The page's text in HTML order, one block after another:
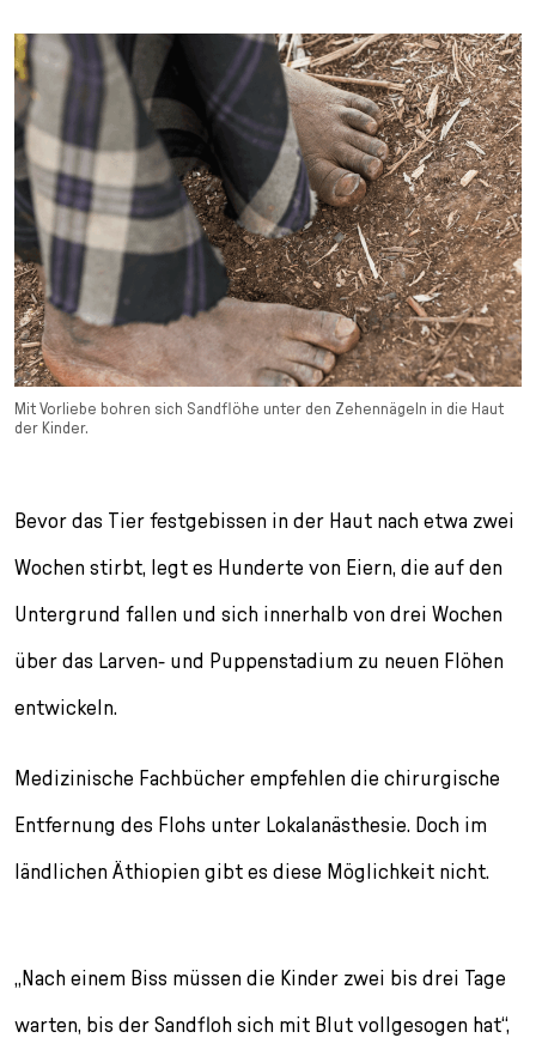
Mit Vorliebe bohren sich Sandflöhe unter den Zehennägeln in die Haut
der Kinder.
Bevor das Tier festgebissen in der Haut nach etwa zwei
Wochen stirbt, legt es Hunderte von Eiern, die auf den
Untergrund fallen und sich innerhalb von drei Wochen
über das Larven- und Puppenstadium zu neuen Flöhen
entwickeln.
Medizinische Fachbücher empfehlen die chirurgische
Entfernung des Flohs unter Lokalanästhesie. Doch im
ländlichen Äthiopien gibt es diese Möglichkeit nicht.
„Nach einem Biss müssen die Kinder zwei bis drei Tage
warten, bis der Sandfloh sich mit Blut vollgesogen hat“,